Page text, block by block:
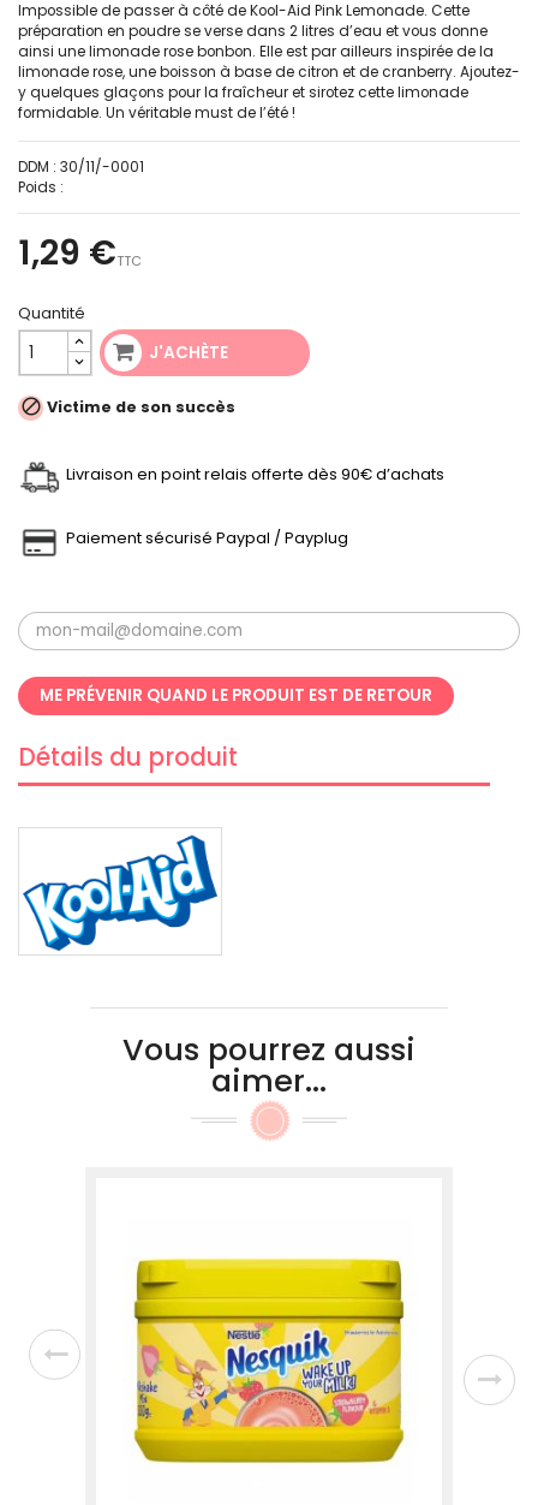
Impossible de passer à côté de Kool-Aid Pink Lemonade. Cette
préparation en poudre se verse dans 2 litres d’eau et vous donne
ainsi une limonade rose bonbon. Elle est par ailleurs inspirée de la
limonade rose, une boisson à base de citron et de cranberry. Ajoutez-
y quelques glaçons pour la fraîcheur et sirotez cette limonade
formidable. Un véritable must de l’été !
DDM : 30/11/-0001
Poids :
1,29 €TTC
Quantité
J'ACHÈTE
 Victime de son succès
Livraison en point relais offerte dès 90€ d’achats
Paiement sécurisé Paypal / Payplug
ME PRÉVENIR QUAND LE PRODUIT EST DE RETOUR
Détails du produit
Vous pourrez aussi
aimer...